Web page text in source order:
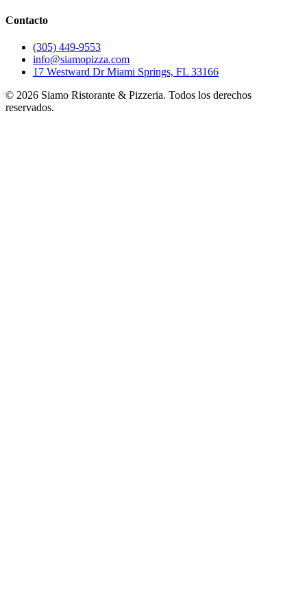
Contacto
(305) 449-9553
info@siamopizza.com
17 Westward Dr Miami Springs, FL 33166
© 2026 Siamo Ristorante & Pizzeria. Todos los derechos
reservados.